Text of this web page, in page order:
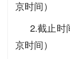
京时间）
2.截止时
京时间）